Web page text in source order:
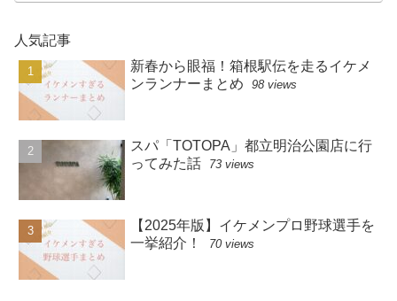
人気記事
新春から眼福！箱根駅伝を走るイケメ
ンランナーまとめ
98 views
スパ「TOTOPA」都立明治公園店に行
ってみた話
73 views
【2025年版】イケメンプロ野球選手を
一挙紹介！
70 views